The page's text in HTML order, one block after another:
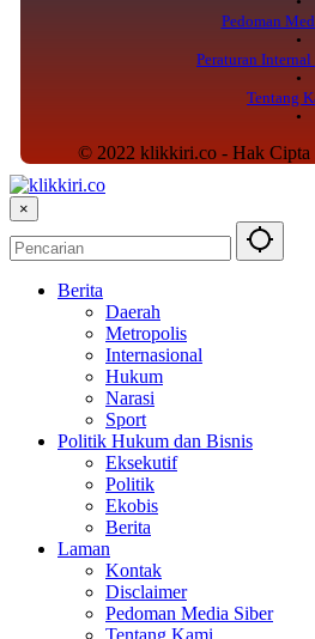
Pedoman
Peraturan Internal
Tentang
© 2022 klikkiri.co - Hak
×
Berita
Daerah
Metropolis
Internasional
Hukum
Narasi
Sport
Politik Hukum dan Bisnis
Eksekutif
Politik
Ekobis
Berita
Laman
Kontak
Disclaimer
Pedoman Media Siber
Tentang Kami